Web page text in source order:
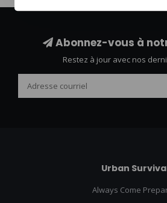
Abonnez-vous à
Restez à jour avec nos
Urban
Always Come